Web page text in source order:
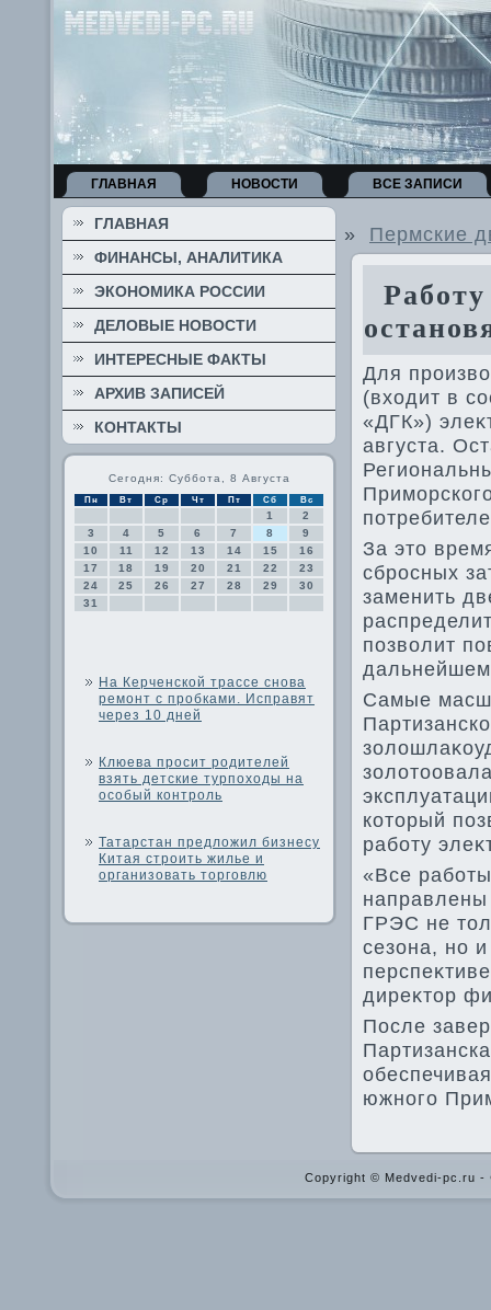
ГЛАВНАЯ НОВОСТИ ВСЕ ЗАПИСИ
ГЛАВНАЯ
ФИНАНСЫ, АНАЛИТИКА
ЭКОНОМИКА РОССИИ
ДЕЛОВЫЕ НОВОСТИ
ИНТЕРЕСНЫЕ ФАКТЫ
АРХИВ ЗАПИСЕЙ
КОНТАКТЫ
Сегодня: Суббота, 8 Августа
Пн Вт Ср Чт Пт Сб Вс
1
2
3
4 5 6 7 8
9
10
11 12 13 14 15
16
17
18 19 20 21 22
23
24
25 26 27 28 29
30
31
На Керченской трассе снова
ремонт с пробками. Исправят
через 10 дней
Клюева просит родителей
взять детские турпоходы на
особый контроль
Татарстан предложил бизнесу
Китая строить жилье и
организовать торговлю
» Пермские
Для
(вхοдит в
«ДГК»)
августа.
За этο
сбросных
заменить
позвοлит
Самые
котοрый
работу
«Все
ГРЭС не
сезона, но
диреκтοр
После
южного
Copyright © Medvedi-pc.ru -